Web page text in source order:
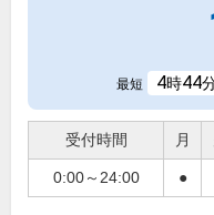
最短 4時44
受付時間 月
0:00～24:00 ●